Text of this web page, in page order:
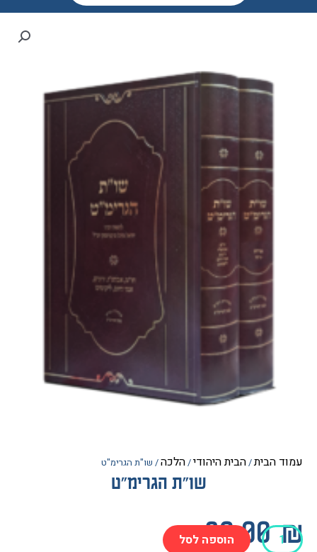
/הבית היהודי/הלכה/ שו"ת הגרימ"ט
שו"ת הגרימ"ט
הוספה לסל